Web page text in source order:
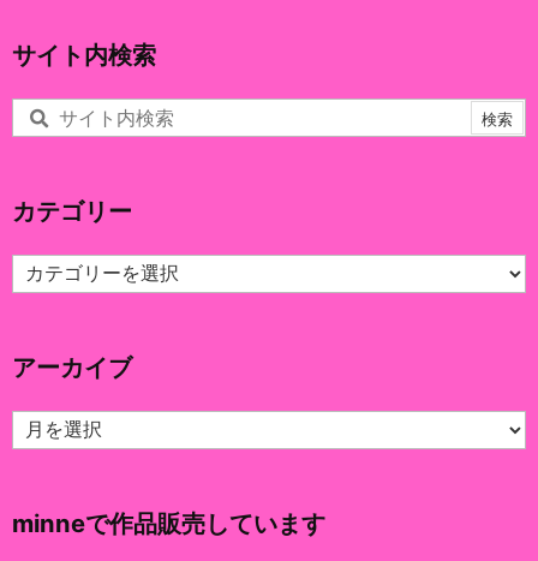
サイト内検索
カテゴリー
カ
テ
ー
アーカイブ
ア
ー
ブ
minneで作品販売しています